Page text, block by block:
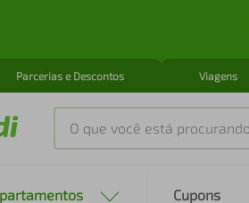
Parcerias e Descontos Viagens
O que você está procurando?
Cupons